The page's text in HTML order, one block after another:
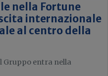
nella Fortune
internazionale
al centro della
Gruppo entra nella